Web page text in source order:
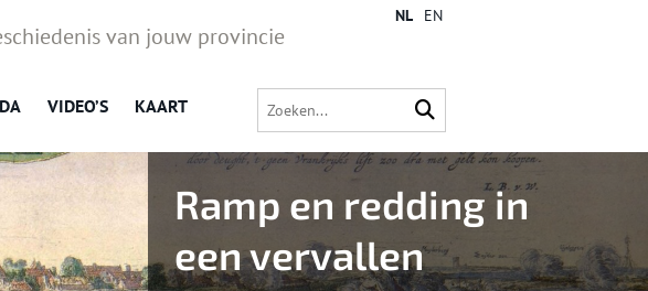
van jouw provincie
VIDEO’S KAART
NL EN
Ramp en redding in
een vervallen